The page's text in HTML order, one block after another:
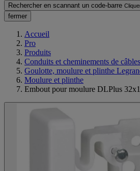
Rechercher en scannant un code-barre
fermer
Accueil
Pro
Produits
Conduits et cheminements de câbles
Goulotte, moulure et plinthe
Moulure et plinthe
Embout pour moulure DLPlus